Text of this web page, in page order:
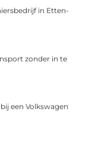
in Etten-
zonder in te
een Volkswagen